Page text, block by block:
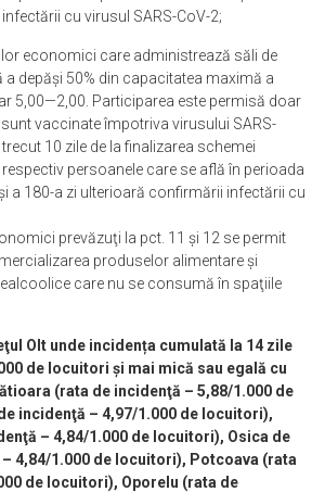
cu virusul SARS-CoV-2;
economici care administrează săli de
depăși 50% din capacitatea maximă a
5,00—2,00. Participarea este permisă doar
vaccinate împotriva virusului SARS-
10 zile de la finalizarea schemei
persoanele care se află în perioada
a 180-a zi ulterioară confirmării infectării cu
prevăzuţi la pct. 11 şi 12 se permit
produselor alimentare şi
care nu se consumă în spaţiile
Olt unde incidența cumulată la 14 zile
de locuitori și mai mică sau egală cu
(rata de incidenţă – 5,88/1.000 de
incidenţă – 4,97/1.000 de locuitori),
– 4,84/1.000 de locuitori), Osica de
4,84/1.000 de locuitori), Potcoava (rata
de locuitori), Oporelu (rata de